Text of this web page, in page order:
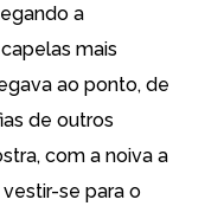
a
mais
ao ponto, de
de outros
com a noiva a
se para o